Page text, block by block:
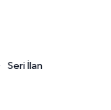
Seri İlan